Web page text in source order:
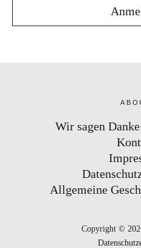
Wir sagen
Allgemeine
Copyright ©